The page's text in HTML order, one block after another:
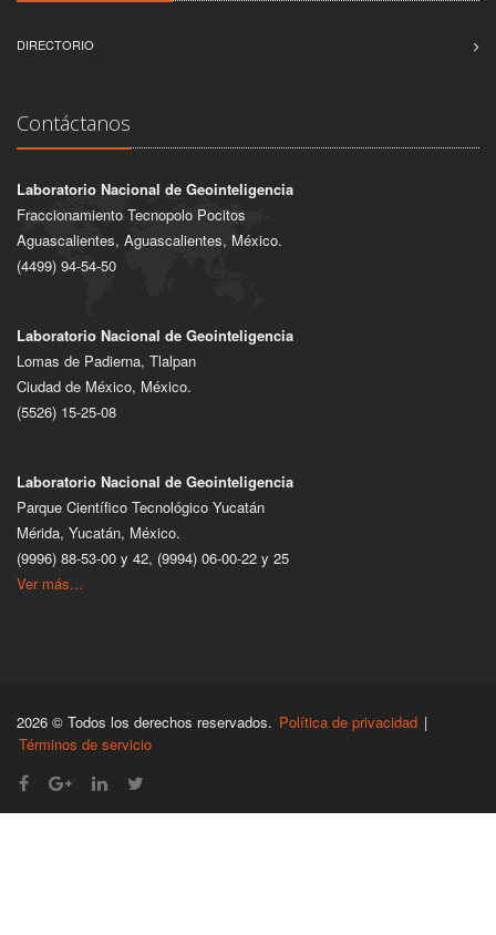
DIRECTORIO
Contáctanos
Laboratorio Nacional de Geointeligencia
Fraccionamiento Tecnopolo Pocitos
Aguascalientes, Aguascalientes, México.
(4499) 94-54-50
Laboratorio Nacional de Geointeligencia
Lomas de Padierna, Tlalpan
Ciudad de México, México.
(5526) 15-25-08
Laboratorio Nacional de Geointeligencia
Parque Científico Tecnológico Yucatán
Mérida, Yucatán, México.
(9996) 88-53-00 y 42, (9994) 06-00-22 y 25
Ver más...
2026 © Todos los derechos reservados. Política de privacidad |
Términos de servicio